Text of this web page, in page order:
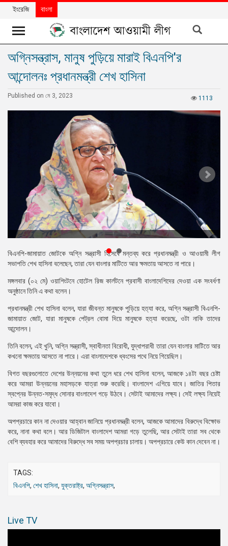
খবর
দলের
বিশেষ
বাংলাদেশ
নিউজলেটার
প্রেস
রিলিজ
গ্যালারি
বিএনপি-
জামায়াত
সহিংসতা
সংগঠন
নির্বাচনী
ইশতেহার
ইংরেজি বাংলা
অগ্নিসন্ত্রাস, মানুষ পুড়িয়ে মারাই বিএনপি'র
আন্দোলনঃ প্রধানমন্ত্রী শেখ হাসিনা
1113
Published on মে 3, 2023
বিএনপি-জামায়াত জোটকে অগ্নি সন্ত্রাসী হিসেবে মন্তব্য করে প্রধানমন্ত্রী ও আওয়ামী লীগ
সভাপতি শেখ হাসিনা বলেছেন, তারা যেন বাংলার মাটিতে আর ক্ষমতায় আসতে না পারে।
মঙ্গলবার (০২ মে) ওয়াশিংটনে হোটেল রিজ কার্লটনে প্রবাসী বাংলাদেশিদের দেওয়া এক সংবর্ধণা
অনুষ্ঠানে তিনি এ কথা বলেন।
প্রধানমন্ত্রী শেখ হাসিনা বলেন, যারা জীবন্ত মানুষকে পুড়িয়ে হত্যা করে, অগ্নি সন্ত্রাসী বিএনপি-
জামায়াত জোট, যারা মানুষকে পেট্রল বোমা দিয়ে মানুষকে হত্যা করেছে, ওটা নাকি তাদের
আন্দোলন।
তিনি বলেন, এই খুনি, অগ্নি সন্ত্রাসী, স্বাধীনতা বিরোধী, যুদ্ধাপরাধী তারা যেন বাংলার মাটিতে আর
কখনো ক্ষমতায় আসতে না পারে। এরা বাংলাদেশকে ধ্বংসের পথে নিয়ে গিয়েছিল।
বিগত বছরগুলোতে দেশের উন্নয়নের কথা তুলে ধরে শেখ হাসিনা বলেন, আজকে ১৪টা বছর চেষ্টা
করে আমরা উন্নয়নের মহাসড়কে যাত্রা শুরু করেছি। বাংলাদেশ এগিয়ে যাবে। জাতির পিতার
স্বপ্নের উন্নত-সমৃদ্ধ সোনার বাংলাদেশ গড়ে উঠবে। সেটাই আমাদের লক্ষ্য। সেই লক্ষ্য নিয়েই
আমরা কাজ করে যাবো।
অপপ্রচারে কান না দেওয়ার আহ্বান জানিয়ে প্রধানমন্ত্রী বলেন, আজকে আমাদের বিরুদ্ধে বিক্ষোভ
করে, নানা কথা বলে। আর ডিজিটাল বাংলাদেশ আমরা গড়ে তুলেছি, আর সেটাই তারা সব থেকে
বেশি ব্যবহার করে আমাদের বিরুদ্ধে সব সময় অপপ্রচার চালায়। অপপ্রচারে কেউ কান দেবেন না।
TAGS:
বিএনপি, শেখ হাসিনা, যুক্তরাষ্ট্র, অগ্নিসন্ত্রাস,
Live TV